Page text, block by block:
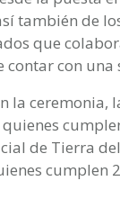
también de
que
contar con una
la ceremonia,
de Tierra
cumplen